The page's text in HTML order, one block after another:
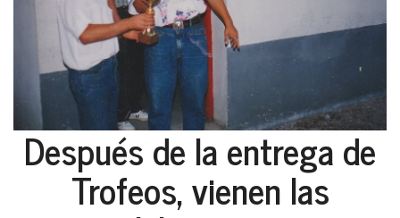
Después de la entrega de
Trofeos, vienen las